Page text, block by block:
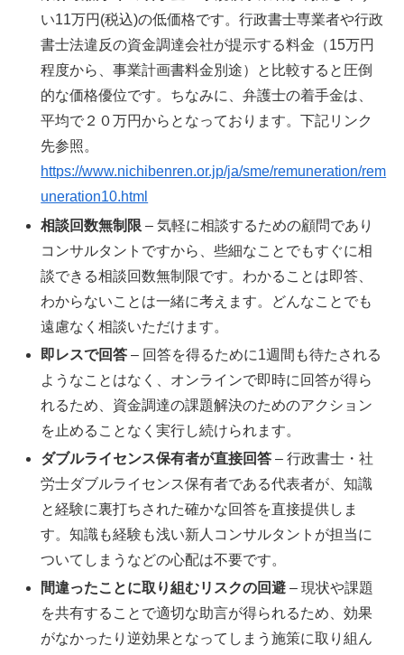
い11万円(税込)の低価格です。行政書士専業者や行政
書士法違反の資金調達会社が提示する料金（15万円
程度から、事業計画書料金別途）と比較すると圧倒
的な価格優位です。ちなみに、弁護士の着手金は、
平均で２０万円からとなっております。下記リンク
先参照。
https://www.nichibenren.or.jp/ja/sme/remuneration/rem
uneration10.html
相談回数無制限 – 気軽に相談するための顧問であり
コンサルタントですから、些細なことでもすぐに相
談できる相談回数無制限です。わかることは即答、
わからないことは一緒に考えます。どんなことでも
遠慮なく相談いただけます。
即レスで回答 – 回答を得るために1週間も待たされる
ようなことはなく、オンラインで即時に回答が得ら
れるため、資金調達の課題解決のためのアクション
を止めることなく実行し続けられます。
ダブルライセンス保有者が直接回答 – 行政書士・社
労士ダブルライセンス保有者である代表者が、知識
と経験に裏打ちされた確かな回答を直接提供しま
す。知識も経験も浅い新人コンサルタントが担当に
ついてしまうなどの心配は不要です。
間違ったことに取り組むリスクの回避 – 現状や課題
を共有することで適切な助言が得られるため、効果
がなかったり逆効果となってしまう施策に取り組ん